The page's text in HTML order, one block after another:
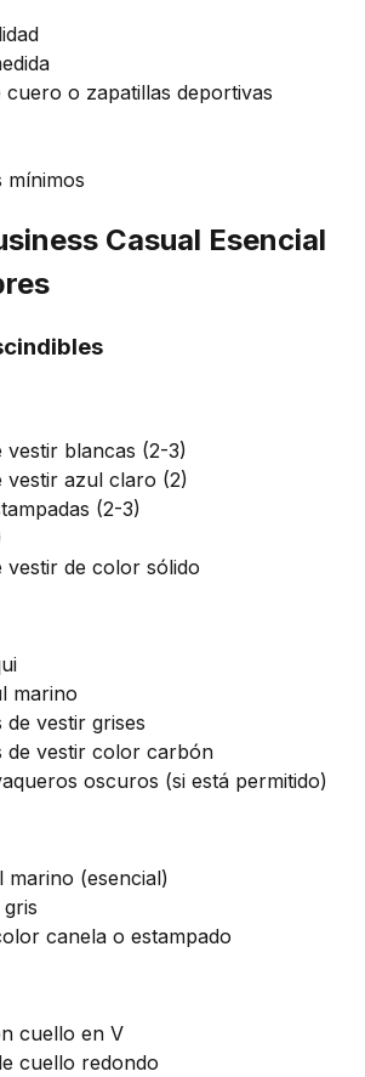
cuero o zapatillas deportivas
mínimos
Casual Esencial
vestir blancas (2-3)
vestir azul claro (2)
(2-3)
vestir de color sólido
marino
de vestir grises
de vestir color carbón
oscuros (si está permitido)
marino (esencial)
canela o estampado
cuello en V
cuello redondo